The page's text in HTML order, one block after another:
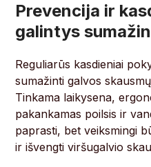
Prevencija ir
galintys
Reguliarūs kasdieniai
sumažinti galvos
Tinkama laikysena,
pakankamas poilsis ir
paprasti, bet veiksmingi
ir išvengti viršugalvio